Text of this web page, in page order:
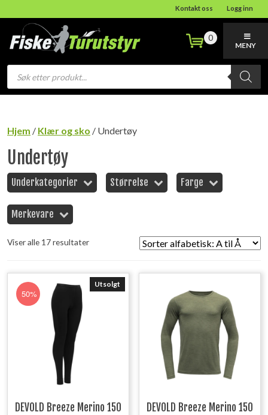
Kontakt oss Logg inn
Products
search
0
MENY
Hjem / Klær og sko / Undertøy
Undertøy
Underkategorier Størrelse Farge
Merkevare
Viser alle 17 resultater
50%
Utsolgt
DEVOLD Breeze Merino 150
DEVOLD Breeze Merino 150